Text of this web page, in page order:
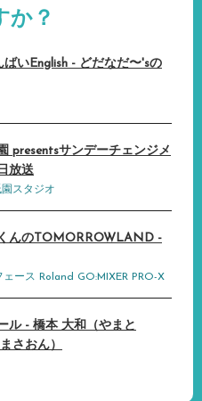
か？
ばいEnglish - どだなだ〜'sの
presentsサンデーチェンジメ
放送
園スタジオ
んのTOMORROWLAND -
ース Roland GO:MIXER PRO-X
ル - 橋本 大和（やまと
さおん）